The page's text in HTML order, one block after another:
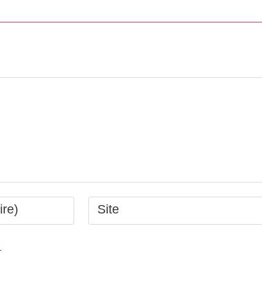
Saisir
l’URL